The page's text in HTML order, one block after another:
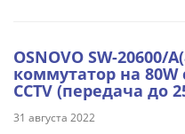
OSNOVO SW-
коммутатор на
CCTV (передача до
31 августа 2022